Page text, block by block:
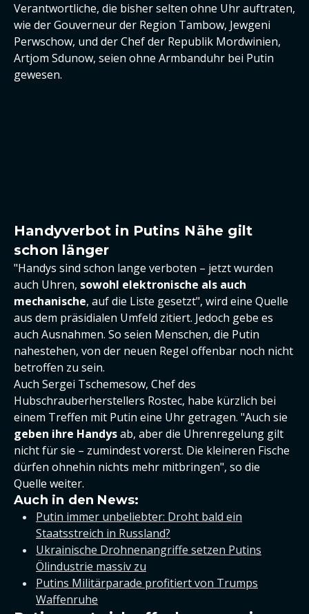
Verantwortliche, die bisher selten ohne Uhr auftraten,
wie der Gouverneur der Region Tambow, Jewgeni
Perwschow, und der Chef der Republik Mordwinien,
Artjom Sdunow, seien ohne Armbanduhr bei Putin
gewesen.
Handyverbot in Putins Nähe gilt
schon länger
"Handys sind schon lange verboten – jetzt wurden
auch Uhren, sowohl elektronische als auch
mechanische, auf die Liste gesetzt", wird eine Quelle
aus dem präsidialen Umfeld zitiert. Jedoch gebe es
auch Ausnahmen. So seien Menschen, die Putin
nahestehen, von der neuen Regel offenbar noch nicht
betroffen zu sein.
Auch Sergei Tschemesow, Chef des
Hubschrauberherstellers Rostec, habe kürzlich bei
einem Treffen mit Putin eine Uhr getragen. "Auch sie
geben ihre Handysab, aber die Uhrenregelung gilt
nicht für sie – zumindest vorerst. Die kleineren Fische
dürfen ohnehin nichts mehr mitbringen", so die
Quelle weiter.
Auch in den News:
Putin immer unbeliebter: Droht bald ein
Staatsstreich in Russland?
Ukrainische Drohnenangriffe setzen Putins
Ölindustrie massiv zu
Putins Militärparade profitiert von Trumps
Waffenruhe